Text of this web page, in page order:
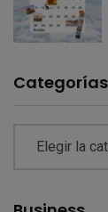
Categorías